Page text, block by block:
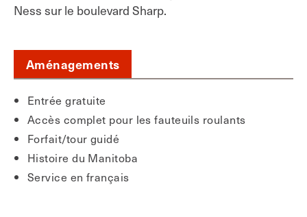
Ness sur le boulevard Sharp.
Aménagements
Entrée gratuite
Accès complet pour les fauteuils roulants
Forfait/tour guidé
Histoire du Manitoba
Service en français